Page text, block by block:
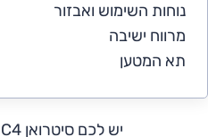
נוחות השימוש ואבזור
מרווח ישיבה
תא המטען
יש לכם סיטרואן C4?